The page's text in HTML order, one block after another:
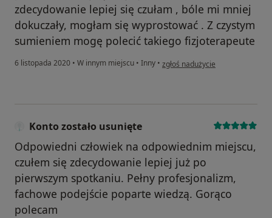
zdecydowanie lepiej się czułam , bóle mi mniej
dokuczały, mogłam się wyprostować . Z czystym
sumieniem mogę polecić takiego fizjoterapeute
6 listopada 2020 • W innym miejscu • Inny • w opinii użytkownika Dominika
zgłoś nadużycie
Konto zostało usunięte
Odpowiedni człowiek na odpowiednim miejscu,
czułem się zdecydowanie lepiej już po
pierwszym spotkaniu. Pełny profesjonalizm,
fachowe podejście poparte wiedzą. Gorąco
polecam